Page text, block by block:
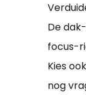
De
focus-
Kies
nog